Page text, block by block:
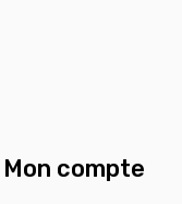
Mon compte